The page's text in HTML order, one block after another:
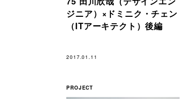
PROJECT
ジニア）×ドミニク・チェン
（ITアーキテクト）後編
2017.01.11